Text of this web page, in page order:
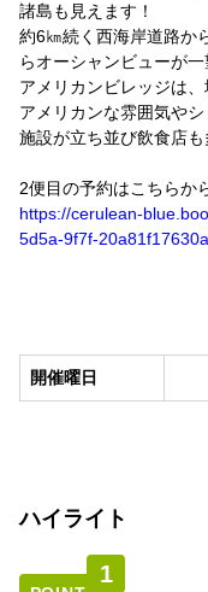
諸島も見えます！
約6㎞続く西海岸道路か
らオーシャンビューが一
アメリカンビレッジは
アメリカンな雰囲気や
施設が立ち並び飲食店も
2便目の予約はこちらか
https://cerulean-
5d5a-9f7f-
開催曜日
ハイライト
1